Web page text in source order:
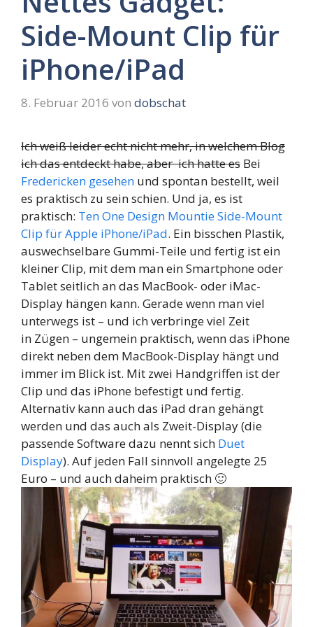
Side-Mount Clip für
iPhone/iPad
8. Februar 2016 von dobschat
Ich weiß leider echt nicht mehr, in welchem Blog
ich das entdeckt habe, aber ich hatte es Bei
Fredericken gesehen und spontan bestellt, weil
es praktisch zu sein schien. Und ja, es ist
praktisch: Ten One Design Mountie Side-Mount
Clip für Apple iPhone/iPad. Ein bisschen Plastik,
auswechselbare Gummi-Teile und fertig ist ein
kleiner Clip, mit dem man ein Smartphone oder
Tablet seitlich an das MacBook- oder iMac-
Display hängen kann. Gerade wenn man viel
unterwegs ist – und ich verbringe viel Zeit
in Zügen – ungemein praktisch, wenn das iPhone
direkt neben dem MacBook-Display hängt und
immer im Blick ist. Mit zwei Handgriffen ist der
Clip und das iPhone befestigt und fertig.
Alternativ kann auch das iPad dran gehängt
werden und das auch als Zweit-Display (die
passende Software dazu nennt sich Duet
Display). Auf jeden Fall sinnvoll angelegte 25
Euro – und auch daheim praktisch 🙂